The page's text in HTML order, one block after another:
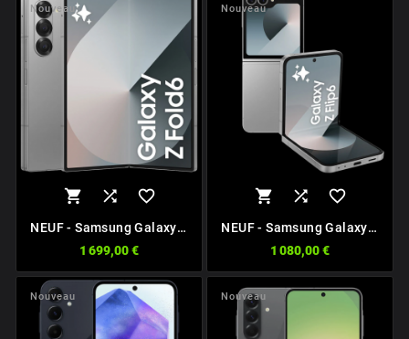
Nouveau
  
NEUF - Samsung Galaxy Z
1 699,00 €
Nouveau
  
NEUF - Samsung Galaxy Z
1 080,00 €
Nouveau Nouveau